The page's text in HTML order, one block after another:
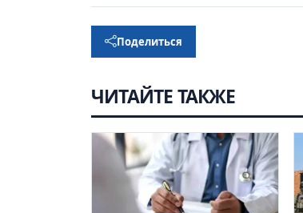
Поделиться
ЧИТАЙТЕ ТАКЖЕ